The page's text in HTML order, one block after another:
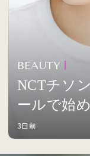
BEAUTY
NCTチソ
ールで始
3日前